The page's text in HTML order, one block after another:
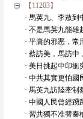
【11203】
· 馬英九、李敖到
· 不是馬英九能雄
· 平庸的邪恶，常
· 蔡訪美，馬訪中
· 美日挑起中印衝
· 中共其實更怕國
· 馬英九訪陸牽制
· 中國人民曾經踴
· 習共獨不准替秦